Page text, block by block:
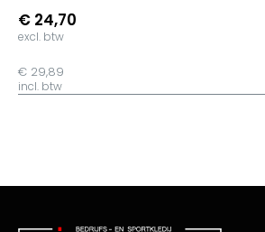
€ 24,70
excl. btw
€ 29,89
incl. btw